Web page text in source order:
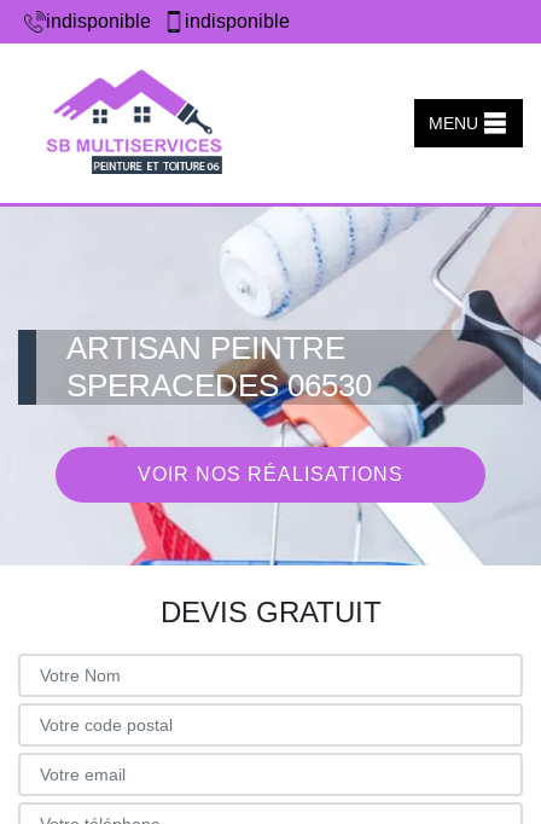
indisponible indisponible
MENU
ARTISAN PEINTRE
SPERACEDES 06530
VOIR NOS RÉALISATIONS
DEVIS GRATUIT